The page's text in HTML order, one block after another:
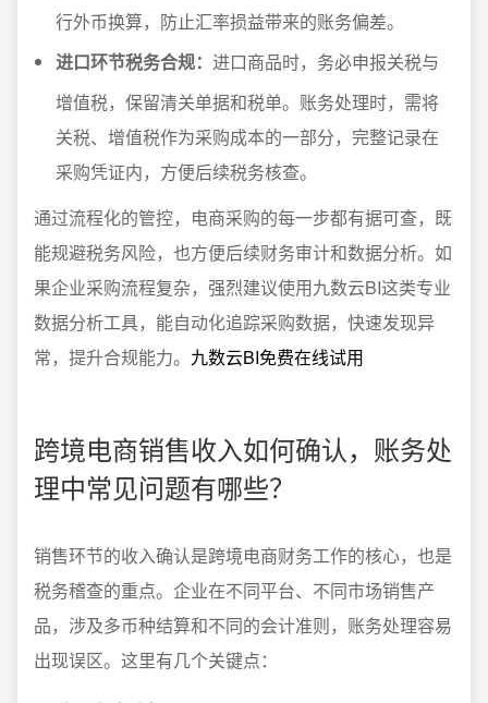
行外币换算，防止汇率损益带来的账务偏差。
进口环节税务合规： 进口商品时，务必申报关税与
增值税，保留清关单据和税单。账务处理时，需将
关税、增值税作为采购成本的一部分，完整记录在
采购凭证内，方便后续税务核查。
通过流程化的管控，电商采购的每一步都有据可查，既
能规避税务风险，也方便后续财务审计和数据分析。如
果企业采购流程复杂，强烈建议使用九数云BI这类专业
数据分析工具，能自动化追踪采购数据，快速发现异
常，提升合规能力。 九数云BI免费在线试用
跨境电商销售收入如何确认，账务处
理中常见问题有哪些？
销售环节的收入确认是跨境电商财务工作的核心，也是
税务稽查的重点。企业在不同平台、不同市场销售产
品，涉及多币种结算和不同的会计准则，账务处理容易
出现误区。这里有几个关键点：